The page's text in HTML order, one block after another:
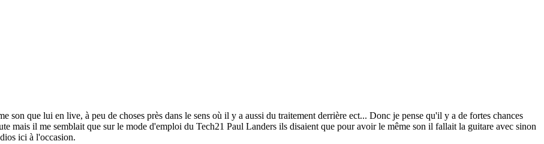
que lui en live, à peu de choses près dans le sens où il y a aussi du traitement derrière ect... Donc je pense qu'il y a de fortes chances
mais il me semblait que sur le mode d'emploi du Tech21 Paul Landers ils disaient que pour avoir le même son il fallait la guitare avec sinon
ici à l'occasion.